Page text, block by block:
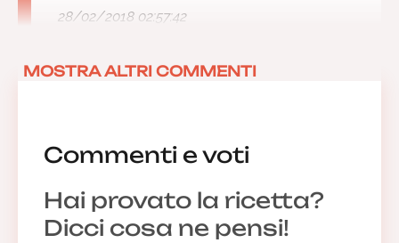
Commenti e voti
Hai provato la ricetta?
Dicci cosa ne pensi!
28/02/2018 02:57:42
MOSTRA ALTRI COMMENTI